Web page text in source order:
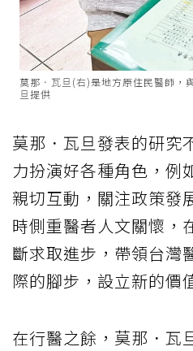
莫那．瓦旦(右)是地方原住民醫師，
旦提供
莫那．瓦旦發表的研究
力扮演好各種角色，例
親切互動，關注政策發
時側重醫者人文關懷，
斷求取進步，帶領台灣
際的腳步，設立新的價
在行醫之餘，莫那．瓦